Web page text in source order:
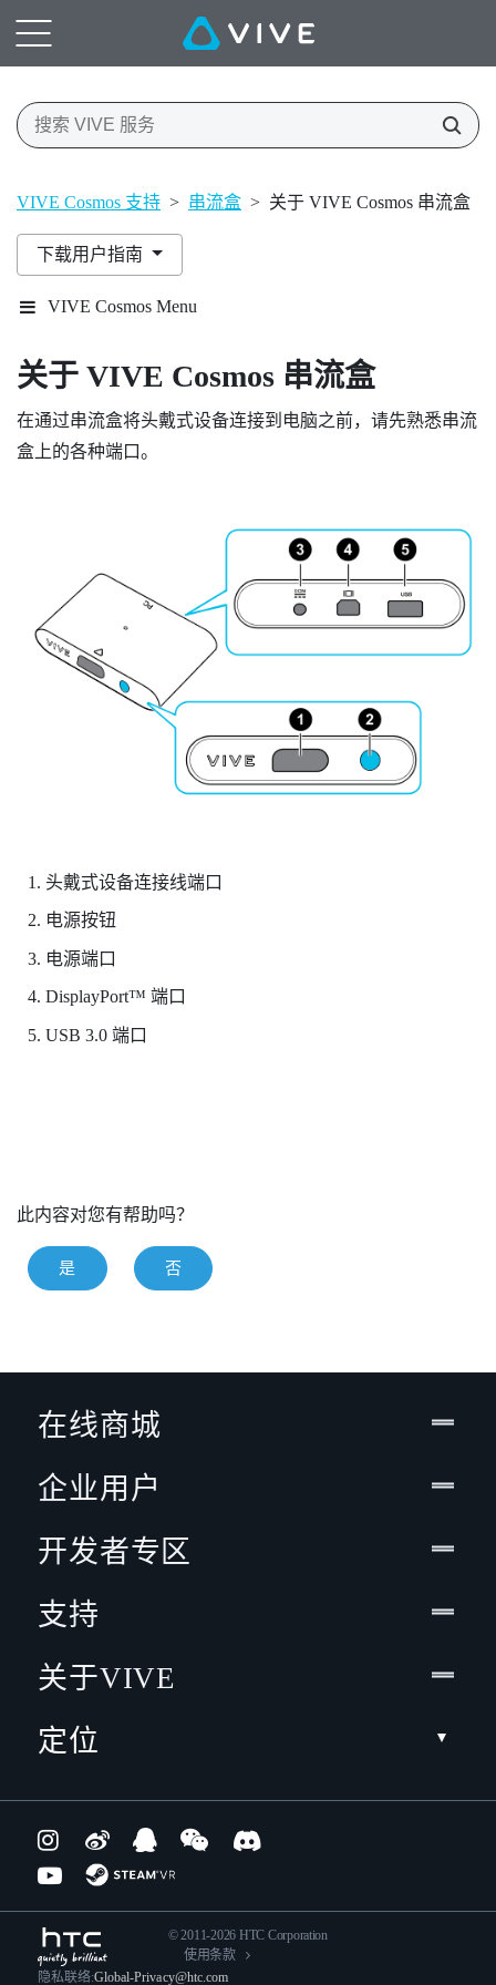
VIVE Cosmos 支持 > 串流盒 > 关于 VIVE Cosmos 串流盒
下载用户指南
VIVE Cosmos Menu
关于 VIVE Cosmos 串流盒
在通过串流盒将头戴式设备连接到电脑之前，请先熟悉串流
盒上的各种端口。
头戴式设备连接线端口
电源按钮
电源端口
DisplayPort™ 端口
USB 3.0 端口
此内容对您有帮助吗？
是 否
在线商城
企业用户
开发者专区
支持
关于VIVE
定位
© 2011-2026 HTC Corporation
使用条款
隐私联络:Global-Privacy@htc.com